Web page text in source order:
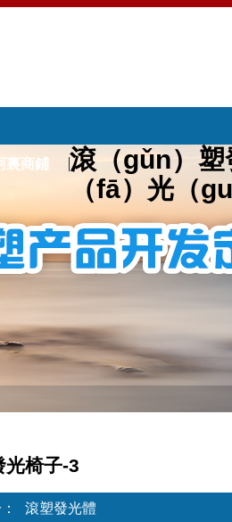
裏商鋪
滾（gǔn）塑
（fā）光（
光椅子-3
滾塑發光體